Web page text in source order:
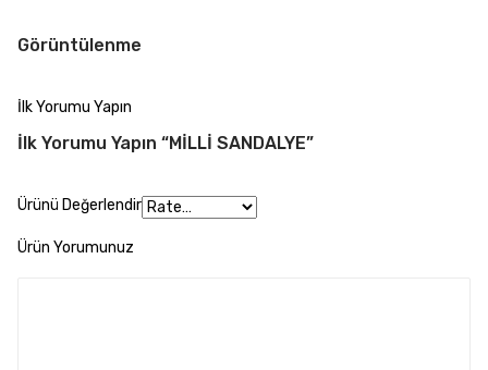
Görüntülenme
İlk Yorumu Yapın
İlk Yorumu Yapın “MİLLİ SANDALYE”
Ürünü Değerlendir
Ürün Yorumunuz